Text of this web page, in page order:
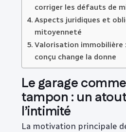
corriger les défauts de
Aspects juridiques et
mitoyenneté
Valorisation immobilière
conçu change la donne
Le garage
tampon : un
l’intimité
La motivation principale